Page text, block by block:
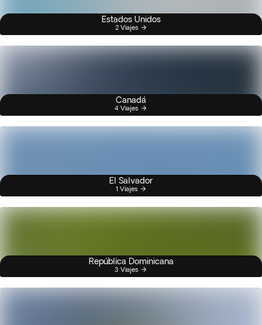
Estados Unidos
2 Viajes
Canadá
4 Viajes
El Salvador
1 Viajes
República Dominicana
3 Viajes